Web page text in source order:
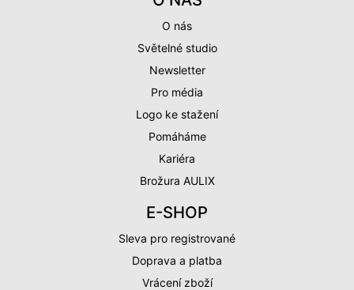
O nás
Světelné studio
Newsletter
Pro média
Logo ke stažení
Pomáháme
Kariéra
Brožura AULIX
E-SHOP
Sleva pro registrované
Doprava a platba
Vrácení zboží